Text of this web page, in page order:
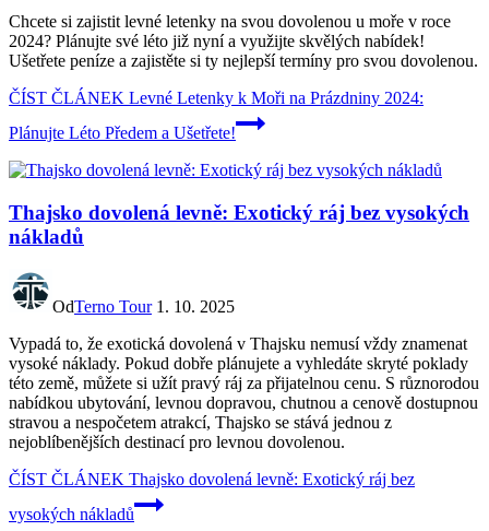
Chcete si zajistit levné letenky na svou dovolenou u moře v roce
2024? Plánujte své léto již nyní a využijte skvělých nabídek!
Ušetřete peníze a zajistěte si ty nejlepší termíny pro svou dovolenou.
ČÍST ČLÁNEK Levné Letenky k Moři na Prázdniny 2024:
Plánujte Léto Předem a Ušetřete!
Thajsko dovolená levně: Exotický ráj bez vysokých
nákladů
OdTerno Tour 1. 10. 2025
Vypadá to, že exotická dovolená v Thajsku nemusí vždy znamenat
vysoké náklady. Pokud dobře plánujete a vyhledáte skryté poklady
této země, můžete si užít pravý ráj za přijatelnou cenu. S různorodou
nabídkou ubytování, levnou dopravou, chutnou a cenově dostupnou
stravou a nespočetem atrakcí, Thajsko se stává jednou z
nejoblíbenějších destinací pro levnou dovolenou.
ČÍST ČLÁNEK Thajsko dovolená levně: Exotický ráj bez
vysokých nákladů